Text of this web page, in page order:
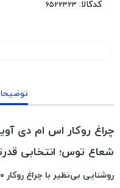
کدکالا:
شعاع توس؛ انتخابی